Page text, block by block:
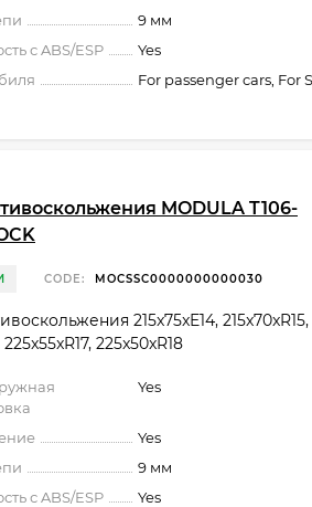
9 мм
с ABS/ESP
Yes
For passenger cars, For
MODULA T106-
CODE: MOCSSC0000000000030
215x75xE14, 215x70xR15,
225x55xR17, 225x50xR18
Yes
Yes
9 мм
с ABS/ESP
Yes